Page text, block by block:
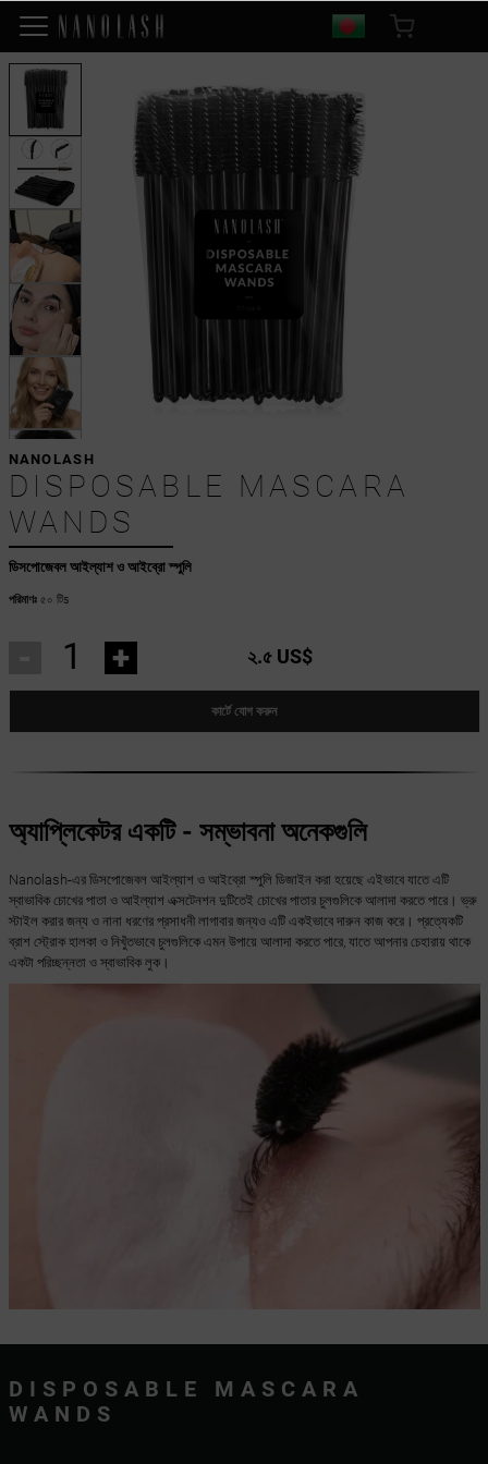
ডিসপোজেবল আইল্যাশ ও আইব্রো স্পুলি
NANOLASH
DISPOSABLE MASCARA
WANDS
পরিমাণঃ ৫০ টিs
+ ২.৫ US$
কার্টে যোগ করুন
অ্যাপ্লিকেটর একটি - সম্ভাবনা অনেকগুলি
Nanolash-এর ডিসপোজেবল আইল্যাশ ও আইব্রো স্পুলি ডিজাইন করা হয়েছে এইভাবে যাতে এটি
স্বাভাবিক চোখের পাতা ও আইল্যাশ এক্সটেনশন দুটিতেই চোখের পাতার চুলগুলিকে আলাদা করতে পারে। ভ্রু
স্টাইল করার জন্য ও নানা ধরণের প্রসাধনী লাগাবার জন্যও এটি একইভাবে দারুন কাজ করে। প্রত্যেকটি
ব্রাশ স্ট্রোক হালকা ও নিখুঁতভাবে চুলগুলিকে এমন উপায়ে আলাদা করতে পারে, যাতে আপনার চেহারায় থাকে
একটা পরিচ্ছন্নতা ও স্বাভাবিক লুক।
DISPOSABLE MASCARA
WANDS